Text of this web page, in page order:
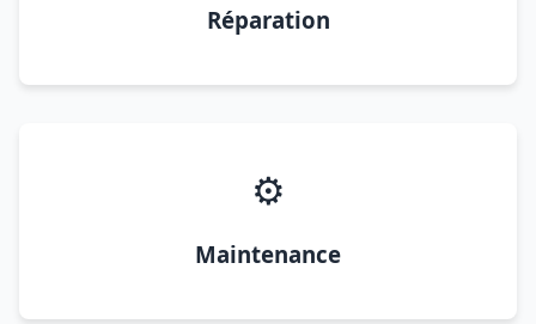
Réparation
⚙️
Maintenance